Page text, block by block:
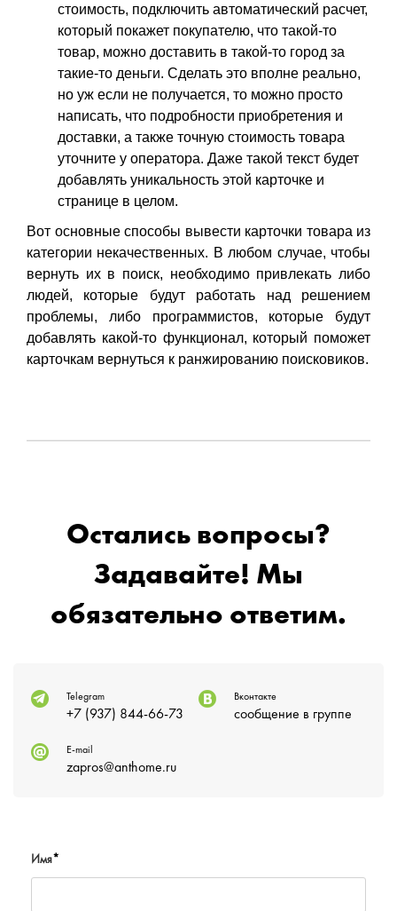
стоимость, подключить автоматический расчет,
который покажет покупателю, что такой-то
товар, можно доставить в такой-то город за
такие-то деньги. Сделать это вполне реально,
но уж если не получается, то можно просто
написать, что подробности приобретения и
доставки, а также точную стоимость товара
уточните у оператора. Даже такой текст будет
добавлять уникальность этой карточке и
странице в целом.
Вот основные способы вывести карточки товара из
категории некачественных. В любом случае, чтобы
вернуть их в поиск, необходимо привлекать либо
людей, которые будут работать над решением
проблемы, либо программистов, которые будут
добавлять какой-то функционал, который поможет
карточкам вернуться к ранжированию поисковиков.
Остались вопросы?
Задавайте! Мы
обязательно ответим.
Telegram
+7 (937) 844-66-73
Вконтакте
сообщение в группе
E-mail
zapros@anthome.ru
Имя*